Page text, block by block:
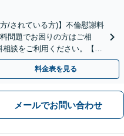
/されている方)】不倫慰謝料
問題でお困りの方はご相
談をご利用ください。【不
料金表を見る
メールでお問い合わせ